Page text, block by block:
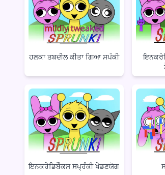
ਹਲਕਾ ਤਬਦੀਲ ਕੀਤਾ ਗਿਆ ਸਪੰਕੀ
ਇਨਕਰੇਡਿਬੌਕਸ ਸਪ੍ਰੰਕੀ ਖੇਡਣਯੋਗ